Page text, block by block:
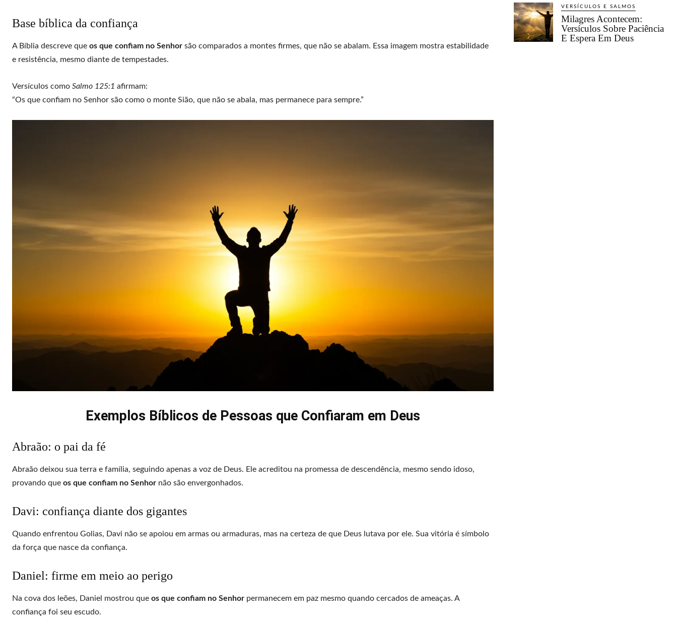
Base bíblica da confiança
A Bíblia descreve que os que confiam no Senhor são comparados a montes firmes, que não se abalam. Essa imagem mostra estabilidade
e resistência, mesmo diante de tempestades.
Versículos como Salmo 125:1 afirmam:
“Os que confiam no Senhor são como o monte Sião, que não se abala, mas permanece para sempre.”
Exemplos Bíblicos de Pessoas que Confiaram em Deus
Abraão: o pai da fé
Abraão deixou sua terra e família, seguindo apenas a voz de Deus. Ele acreditou na promessa de descendência, mesmo sendo idoso,
provando que os que confiam no Senhor não são envergonhados.
Davi: confiança diante dos gigantes
Quando enfrentou Golias, Davi não se apoiou em armas ou armaduras, mas na certeza de que Deus lutava por ele. Sua vitória é símbolo
da força que nasce da confiança.
Daniel: firme em meio ao perigo
Na cova dos leões, Daniel mostrou que os que confiam no Senhor permanecem em paz mesmo quando cercados de ameaças. A
confiança foi seu escudo.
VERSÍCULOS E SALMOS
Milagres Acontecem:
Versículos Sobre Paciência
E Espera Em Deus